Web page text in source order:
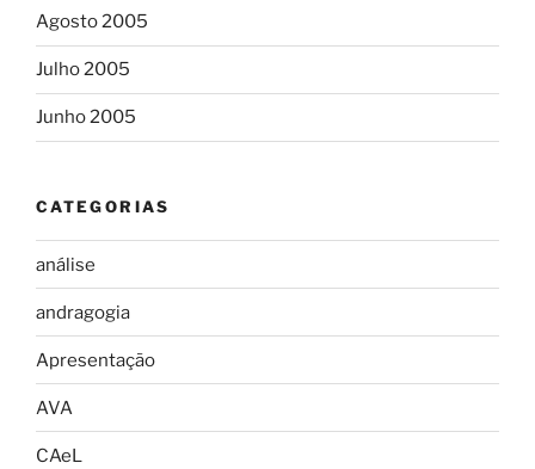
Agosto 2005
Julho 2005
Junho 2005
CATEGORIAS
análise
andragogia
Apresentação
AVA
CAeL